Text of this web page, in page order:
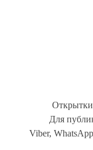
Для
Viber,